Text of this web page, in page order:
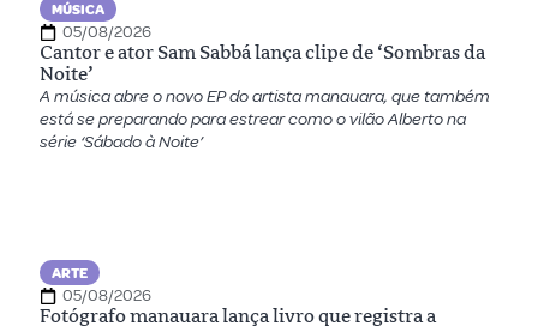
MÚSICA
05/08/2026
Cantor e ator Sam Sabbá lança clipe de ‘Sombras da
Noite’
A música abre o novo EP do artista manauara, que também
está se preparando para estrear como o vilão Alberto na
série ‘Sábado à Noite’
ARTE
05/08/2026
Fotógrafo manauara lança livro que registra a